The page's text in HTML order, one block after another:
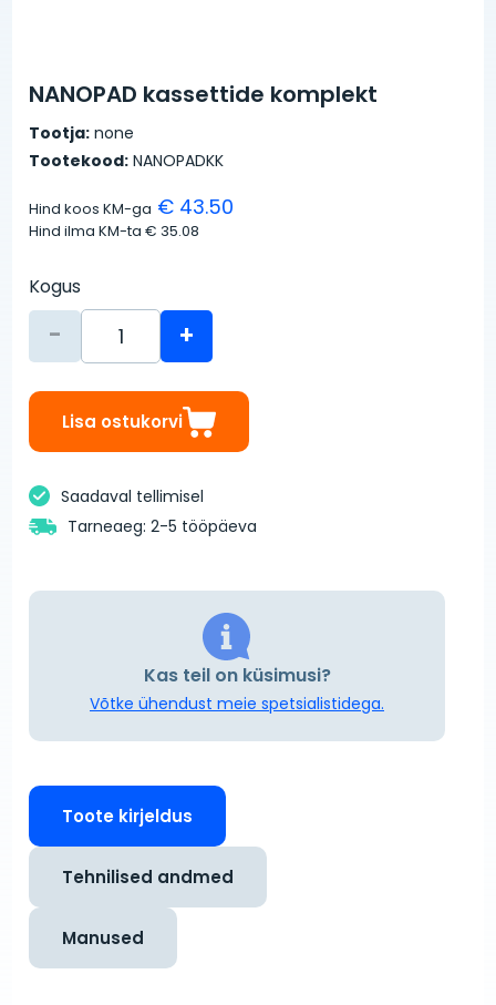
NANOPAD kassettide komplekt
Tootja: none
Tootekood: NANOPADKK
Hind koos KM-ga € 43.50
Hind ilma KM-ta€ 35.08
Kogus
- +
Lisa ostukorvi
Saadaval tellimisel
Tarneaeg: 2-5 tööpäeva
Kas teil on küsimusi?
Võtke ühendust meie spetsialistidega.
Toote kirjeldus
Tehnilised andmed
Manused